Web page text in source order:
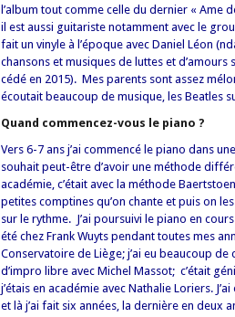
l’album tout comme celle du dernier « Ame
il est aussi guitariste notamment avec le
fait un vinyle à l’époque avec Daniel Léon
chansons et musiques de luttes et d’amours
cédé en 2015). Mes parents sont assez
écoutait beaucoup de musique, les Beatles
Quand commencez-vous le piano ?
Vers 6-7 ans j’ai commencé le piano dans
souhait peut-être d’avoir une méthode
académie, c’était avec la méthode
petites comptines qu’on chante et puis on
sur le rythme. J’ai poursuivi le piano en
été chez Frank Wuyts pendant toutes mes
Conservatoire de Liège; j’ai eu beaucoup
d’impro libre avec Michel Massot; c’était
j’étais en académie avec Nathalie Loriers.
et là j’ai fait six années, la dernière en deux